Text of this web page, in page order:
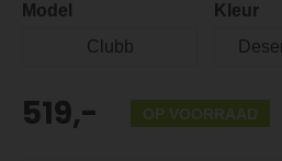
Model
Clubb
Kleur
519,- OP VOORRAAD